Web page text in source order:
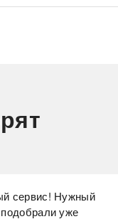
сервис! Нужный
уже